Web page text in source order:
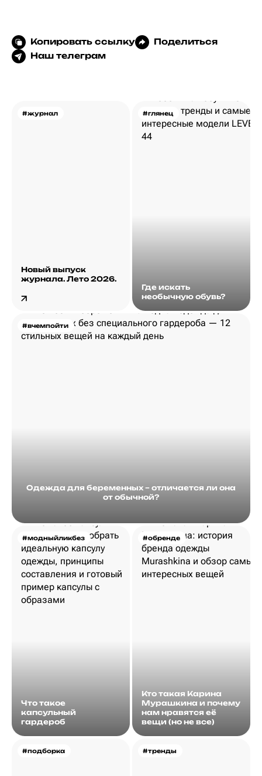
Копировать ссылку
Поделиться
Наш телеграм
#журнал
Новый выпуск
журнала. Лето 2026.
#глянец
Где искать
необычную обувь?
#вчемпойти
Одежда для беременных – отличается ли она
от обычной?
#модныйликбез
Что такое
капсульный
гардероб
#обренде
Кто такая Карина
Мурашкина и почему
нам нравятся её
вещи (но не все)
#подборка #тренды